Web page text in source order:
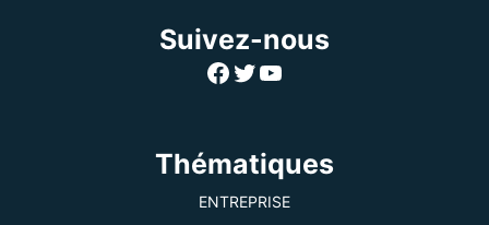
Suivez-nous
Facebook
Twitter
YouTube
Thématiques
ENTREPRISE